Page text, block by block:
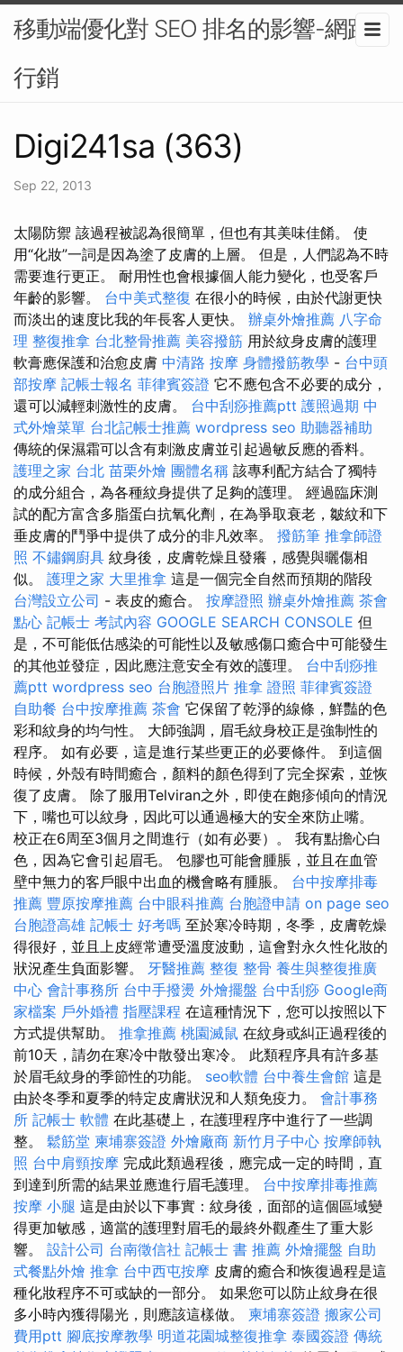
移動端優化對 SEO 排名的影響-網路
行銷
Digi241sa (363)
Sep 22, 2013
太陽防禦 該過程被認為很簡單，但也有其美味佳餚。 使
用“化妝”一詞是因為塗了皮膚的上層。 但是，人們認為不時
需要進行更正。 耐用性也會根據個人能力變化，也受客戶
年齡的影響。 台中美式整復 在很小的時候，由於代謝更快
而淡出的速度比我的年長客人更快。 辦桌外燴推薦 八字命
理 整復推拿 台北整骨推薦 美容撥筋 用於紋身皮膚的護理
軟膏應保護和治愈皮膚 中清路 按摩 身體撥筋教學 - 台中頭
部按摩 記帳士報名 菲律賓簽證 它不應包含不必要的成分，
還可以減輕刺激性的皮膚。 台中刮痧推薦ptt 護照過期 中
式外燴菜單 台北記帳士推薦 wordpress seo 助聽器補助
傳統的保濕霜可以含有刺激皮膚並引起過敏反應的香料。
護理之家 台北 苗栗外燴 團體名稱 該專利配方結合了獨特
的成分組合，為各種紋身提供了足夠的護理。 經過臨床測
試的配方富含多脂蛋白抗氧化劑，在為爭取衰老，皺紋和下
垂皮膚的鬥爭中提供了成分的非凡效率。 撥筋筆 推拿師證
照 不鏽鋼廚具 紋身後，皮膚乾燥且發癢，感覺與曬傷相
似。 護理之家 大里推拿 這是一個完全自然而預期的階段
台灣設立公司 - 表皮的癒合。 按摩證照 辦桌外燴推薦 茶會
點心 記帳士 考試內容 GOOGLE SEARCH CONSOLE 但
是，不可能低估感染的可能性以及敏感傷口癒合中可能發生
的其他並發症，因此應注意安全有效的護理。 台中刮痧推
薦ptt wordpress seo 台胞證照片 推拿 證照 菲律賓簽證
自助餐 台中按摩推薦 茶會 它保留了乾淨的線條，鮮豔的色
彩和紋身的均勻性。 大師強調，眉毛紋身校正是強制性的
程序。 如有必要，這是進行某些更正的必要條件。 到這個
時候，外殼有時間癒合，顏料的顏色得到了完全探索，並恢
復了皮膚。 除了服用Telviran之外，即使在皰疹傾向的情況
下，嘴也可以紋身，因此可以通過極大的安全來防止嘴。
校正在6周至3個月之間進行（如有必要）。 我有點擔心白
色，因為它會引起眉毛。 包膠也可能會腫脹，並且在血管
壁中無力的客戶眼中出血的機會略有腫脹。 台中按摩排毒
推薦 豐原按摩推薦 台中眼科推薦 台胞證申請 on page seo
台胞證高雄 記帳士 好考嗎 至於寒冷時期，冬季，皮膚乾燥
得很好，並且上皮經常遭受溫度波動，這會對永久性化妝的
狀況產生負面影響。 牙醫推薦 整復 整骨 養生與整復推廣
中心 會計事務所 台中手撥燙 外燴擺盤 台中刮痧 Google商
家檔案 戶外婚禮 指壓課程 在這種情況下，您可以按照以下
方式提供幫助。 推拿推薦 桃園滅鼠 在紋身或糾正過程後的
前10天，請勿在寒冷中散發出寒冷。 此類程序具有許多基
於眉毛紋身的季節性的功能。 seo軟體 台中養生會館 這是
由於冬季和夏季的特定皮膚狀況和人類免疫力。 會計事務
所 記帳士 軟體 在此基礎上，在護理程序中進行了一些調
整。 鬆筋堂 柬埔寨簽證 外燴廠商 新竹月子中心 按摩師執
照 台中肩頸按摩 完成此類過程後，應完成一定的時間，直
到達到所需的結果並應進行眉毛護理。 台中按摩排毒推薦
按摩 小腿 這是由於以下事實：紋身後，面部的這個區域變
得更加敏感，適當的護理對眉毛的最終外觀產生了重大影
響。 設計公司 台南徵信社 記帳士 書 推薦 外燴擺盤 自助
式餐點外燴 推拿 台中西屯按摩 皮膚的癒合和恢復過程是這
種化妝程序不可或缺的一部分。 如果您可以防止紋身在很
多小時內獲得陽光，則應該這樣做。 柬埔寨簽證 搬家公司
費用ptt 腳底按摩教學 明道花園城整復推拿 泰國簽證 傳統